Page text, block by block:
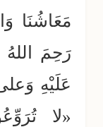
مَعَاشُنَا
رَحِمَ اللهُ
عَلَيْهِ
«لا